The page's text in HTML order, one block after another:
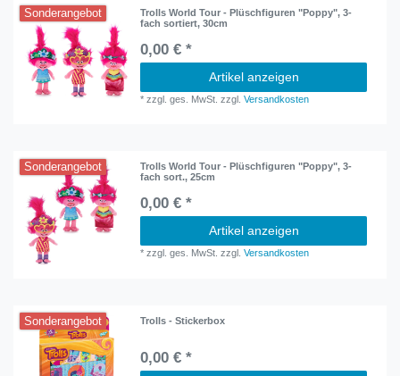
Sonderangebot
Trolls World Tour - Plüschfiguren "Poppy", 3-
fach sortiert, 30cm
0,00 € *
Artikel anzeigen
*zzgl. ges. MwSt. zzgl.Versandkosten
Sonderangebot
Trolls World Tour - Plüschfiguren "Poppy", 3-
fach sort., 25cm
0,00 € *
Artikel anzeigen
*zzgl. ges. MwSt. zzgl.Versandkosten
Sonderangebot Trolls - Stickerbox
0,00 € *